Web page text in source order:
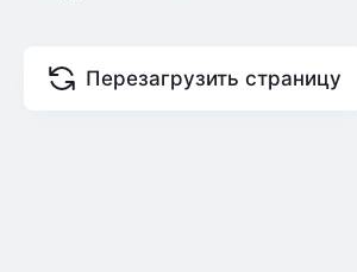
Перезагрузить страницу